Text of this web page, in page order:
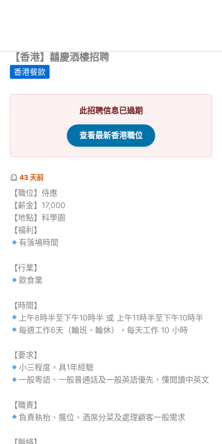
【香港】囍慶酒樓招聘
香港餐飲
此招聘信息已過期
查看最新香港職位
43 天前
【職位】侍應
【薪金】17,000
【地點】科學園
【福利】
有落場時間
【行業】
飲食業
【時間】
上午8時半至下午10時半 或 上午11時半至下午10時半
每週工作6天（輪班、輪休），每天工作 10 小時
【要求】
小三程度，具1年經驗
一般粵語、一般普通話及一般英語優先，懂閱讀中英文
【職責】
負責執枱、擺位、酒席分菜及處理顧客一般需求